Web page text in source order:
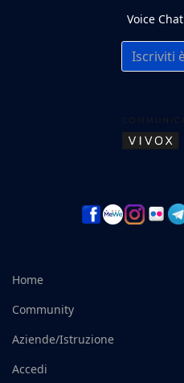
Voice
Iscriviti
Home
Community
Aziende/Istruzione
Accedi